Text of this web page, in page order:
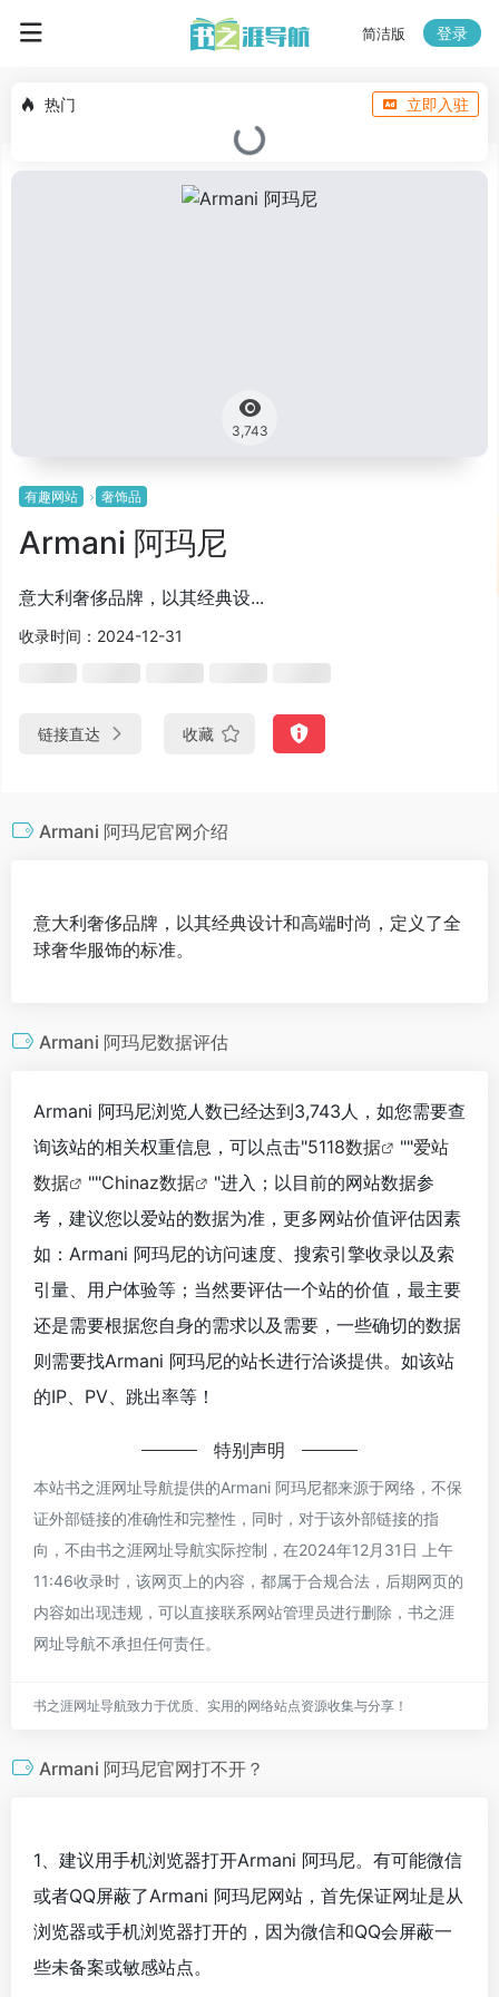
简洁版 登录
热门 立即入驻
3,743
有趣网站 奢饰品
Armani 阿玛尼
意大利奢侈品牌，以其经典设...
收录时间：2024-12-31
链接直达 收藏
Armani 阿玛尼官网介绍
意大利奢侈品牌，以其经典设计和高端时尚，定义了全
球奢华服饰的标准。
Armani 阿玛尼数据评估
Armani 阿玛尼浏览人数已经达到3,743人，如您需要查
询该站的相关权重信息，可以点击"5118数据 ""爱站
数据
""Chinaz数据
"进入；以目前的网站数据参
考，建议您以爱站的数据为准，更多网站价值评估因素
如：Armani 阿玛尼的访问速度、搜索引擎收录以及索
引量、用户体验等；当然要评估一个站的价值，最主要
还是需要根据您自身的需求以及需要，一些确切的数据
则需要找Armani 阿玛尼的站长进行洽谈提供。如该站
的IP、PV、跳出率等！
特别声明
本站书之涯网址导航提供的Armani 阿玛尼都来源于网络，不保
证外部链接的准确性和完整性，同时，对于该外部链接的指
向，不由书之涯网址导航实际控制，在2024年12月31日 上午
11:46收录时，该网页上的内容，都属于合规合法，后期网页的
内容如出现违规，可以直接联系网站管理员进行删除，书之涯
网址导航不承担任何责任。
书之涯网址导航致力于优质、实用的网络站点资源收集与分享！
Armani 阿玛尼官网打不开？
1、建议用手机浏览器打开Armani 阿玛尼。有可能微信
或者QQ屏蔽了Armani 阿玛尼网站，首先保证网址是从
浏览器或手机浏览器打开的，因为微信和QQ会屏蔽一
些未备案或敏感站点。